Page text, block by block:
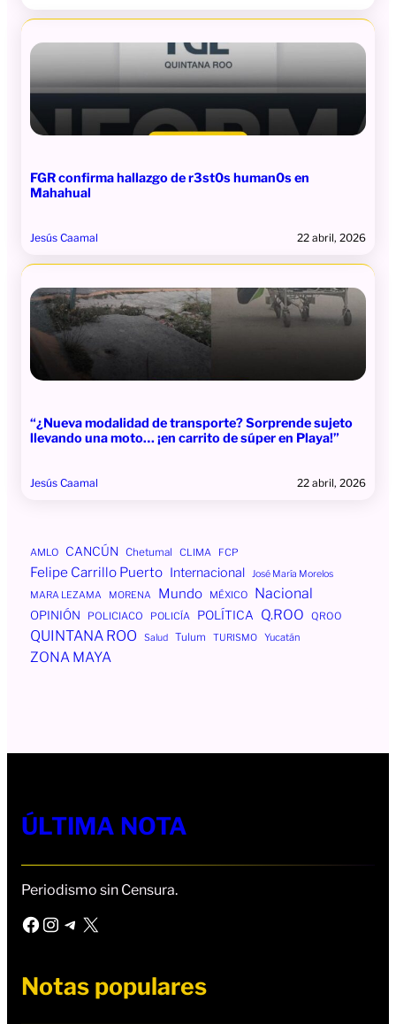
FGR confirma hallazgo de r3st0s human0s en
Mahahual
Jesús Caamal 22 abril, 2026
“¿Nueva modalidad de transporte? Sorprende sujeto
llevando una moto… ¡en carrito de súper en Playa!”
Jesús Caamal 22 abril, 2026
AMLO CANCÚN Chetumal CLIMA FCP
Felipe Carrillo Puerto Internacional
José María Morelos
MARA LEZAMA
MORENA Mundo MÉXICO Nacional
OPINIÓN POLICIACO POLICÍA POLÍTICA Q.ROO QROO
QUINTANA ROO Salud Tulum TURISMO Yucatán
ZONA MAYA
ÚLTIMA NOTA
Periodismo sin Censura.
Facebook
Instagram Telegram X
Notas populares